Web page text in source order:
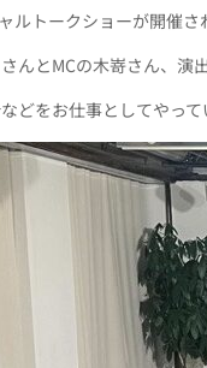
ルトークショーが開催さ
んとMCの木嵜さん、演
どをお仕事としてやって